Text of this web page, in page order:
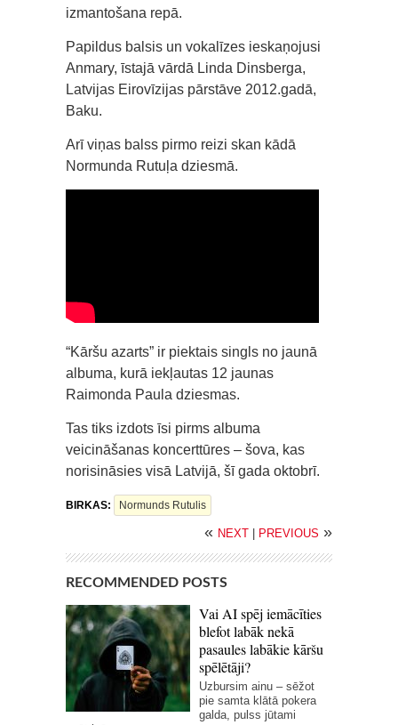
izmantošana repā.
Papildus balsis un vokalīzes ieskaņojusi
Anmary, īstajā vārdā Linda Dinsberga,
Latvijas Eirovīzijas pārstāve 2012.gadā,
Baku.
Arī viņas balss pirmo reizi skan kādā
Normunda Rutuļa dziesmā.
“Kāršu azarts” ir piektais singls no jaunā
albuma, kurā iekļautas 12 jaunas
Raimonda Paula dziesmas.
Tas tiks izdots īsi pirms albuma
veicināšanas koncerttūres – šova, kas
norisināsies visā Latvijā, šī gada oktobrī.
BIRKAS: Normunds Rutulis
« NEXT | PREVIOUS »
RECOMMENDED POSTS
Vai AI spēj iemācīties
blefot labāk nekā
pasaules labākie kāršu
spēlētāji?
Uzbursim ainu – sēžot
pie samta klātā pokera
galda, pulss jūtami